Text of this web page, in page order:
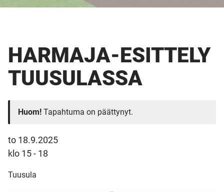
HARMAJA-ESITTELY
TUUSULASSA
Huom! Tapahtuma on päättynyt.
to 18.9.2025
klo 15 - 18
Tuusula